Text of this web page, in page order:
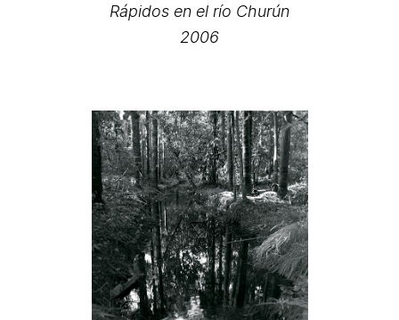
Rápidos en el río Churún
2006